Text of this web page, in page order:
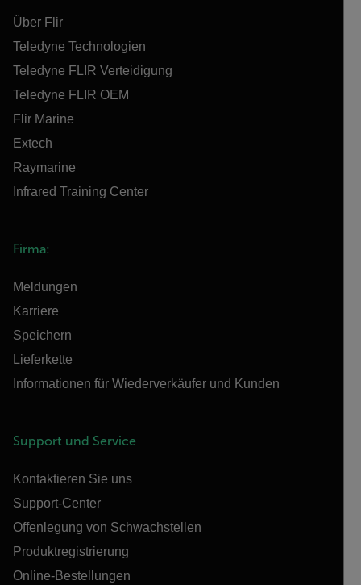
Über Flir
Teledyne Technologien
Teledyne FLIR Verteidigung
Teledyne FLIR OEM
Flir Marine
Extech
Raymarine
Infrared Training Center
Firma:
Meldungen
Karriere
Speichern
Lieferkette
Informationen für Wiederverkäufer und Kunden
Support und Service
Kontaktieren Sie uns
Support-Center
Offenlegung von Schwachstellen
Produktregistrierung
Online-Bestellungen